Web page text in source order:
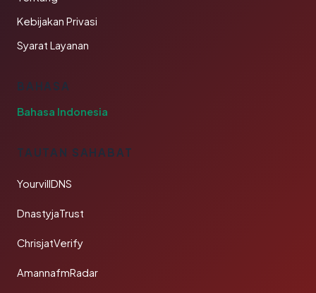
Kebijakan Privasi
Syarat Layanan
BAHASA
Bahasa Indonesia
TAUTAN SAHABAT
YourvillDNS
DnastyjaTrust
ChrisjatVerify
AmannafmRadar